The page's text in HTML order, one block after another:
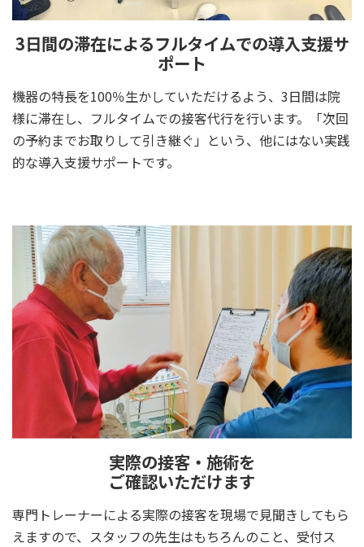
3日間の滞在によるフルタイムでの導入支援サ
ポート
機器の特長を100％生かしていただけるよう、3日間は院
様に滞在し、フルタイムでの接客代行を行います。「次回
の予約までお取りして引き継ぐ」という、他にはない実践
的な導入支援サポートです。
実際の接客・施術を
ご確認いただけます
専門トレーナーによる実際の接客を現場で見聞きしてもら
えますので、スタッフの先生はもちろんのこと、受付ス